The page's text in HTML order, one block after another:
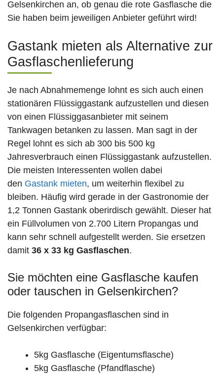
Gelsenkirchen an, ob genau die rote Gasflasche die
Sie haben beim jeweiligen Anbieter geführt wird!
Gastank mieten als Alternative zur
Gasflaschenlieferung
Je nach Abnahmemenge lohnt es sich auch einen
stationären Flüssiggastank aufzustellen und diesen
von einen Flüssiggasanbieter mit seinem
Tankwagen betanken zu lassen. Man sagt in der
Regel lohnt es sich ab 300 bis 500 kg
Jahresverbrauch einen Flüssiggastank aufzustellen.
Die meisten Interessenten wollen dabei
den Gastank mieten, um weiterhin flexibel zu
bleiben. Häufig wird gerade in der Gastronomie der
1,2 Tonnen Gastank oberirdisch gewählt. Dieser hat
ein Füllvolumen von 2.700 Litern Propangas und
kann sehr schnell aufgestellt werden. Sie ersetzen
damit 36 x 33 kg Gasflaschen.
Sie möchten eine Gasflasche kaufen
oder tauschen in Gelsenkirchen?
Die folgenden Propangasflaschen sind in
Gelsenkirchen verfügbar:
5kg Gasflasche (Eigentumsflasche)
5kg Gasflasche (Pfandflasche)